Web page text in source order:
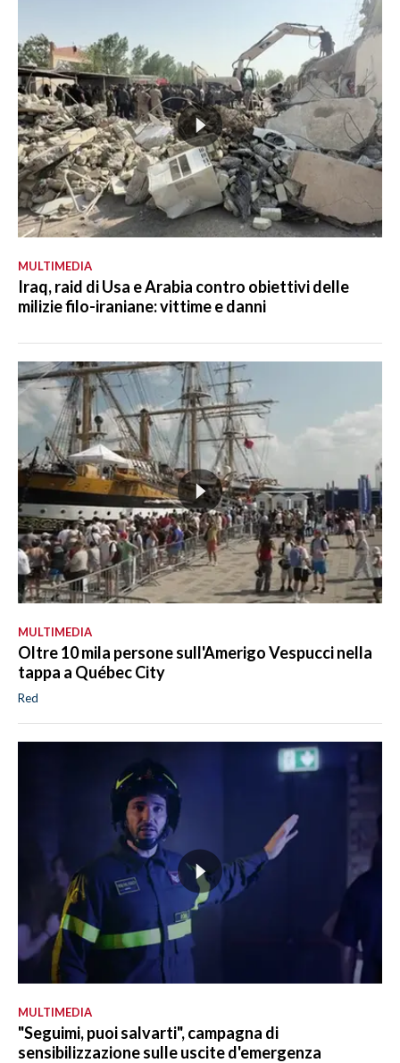
MULTIMEDIA
Iraq, raid di Usa e Arabia contro obiettivi delle
milizie filo-iraniane: vittime e danni
MULTIMEDIA
Oltre 10 mila persone sull'Amerigo Vespucci nella
tappa a Québec City
Red
MULTIMEDIA
"Seguimi, puoi salvarti", campagna di
sensibilizzazione sulle uscite d'emergenza